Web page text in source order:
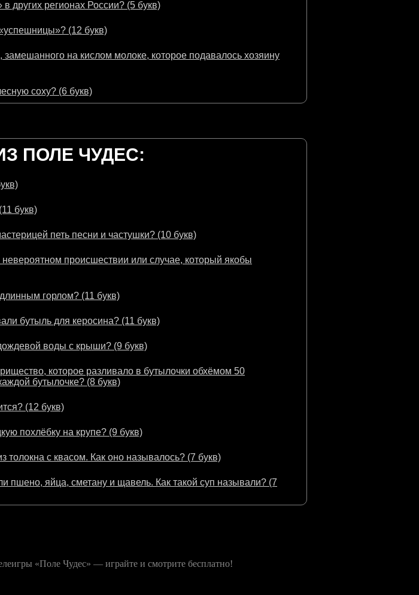
других регионах России? (5 букв)
(12 букв)
замешанного на кислом молоке, которое подавалось хозяину
соху? (6 букв)
ПОЛЕ ЧУДЕС:
букв)
петь песни и частушки? (10 букв)
происшествии или случае, который якобы
горлом? (11 букв)
бутыль для керосина? (11 букв)
воды с крыши? (9 букв)
которое разливало в бутылочки обхёмом 50
бутылочке? (8 букв)
(12 букв)
похлёбку на крупе? (9 букв)
с квасом. Как оно называлось? (7 букв)
пшено, яйца, сметану и щавель. Как такой суп называли? (7
«Поле Чудес» — играйте и смотрите бесплатно!